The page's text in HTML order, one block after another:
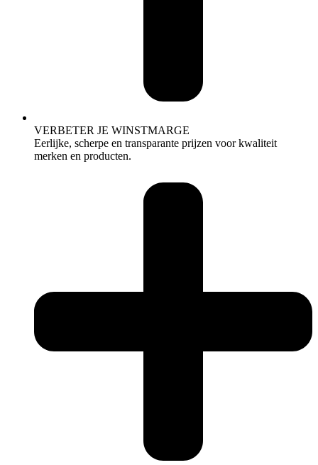
VERBETER JE WINSTMARGE
Eerlijke, scherpe en transparante prijzen voor kwaliteit
merken en producten.